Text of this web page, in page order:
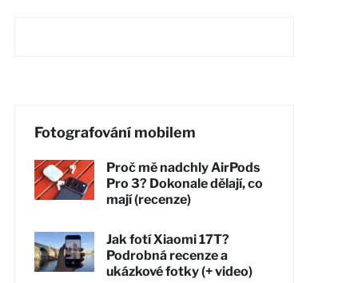
Fotografování mobilem
Proč mě nadchly AirPods
Pro 3? Dokonale dělají, co
mají (recenze)
Jak fotí Xiaomi 17T?
Podrobná recenze a
ukázkové fotky (+ video)